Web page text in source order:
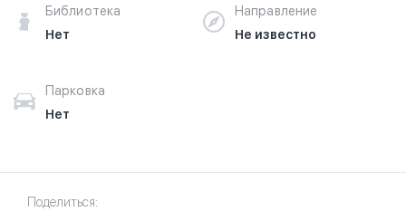
Библиотека
Нет
Направление
Не известно
Парковка
Нет
Поделиться: